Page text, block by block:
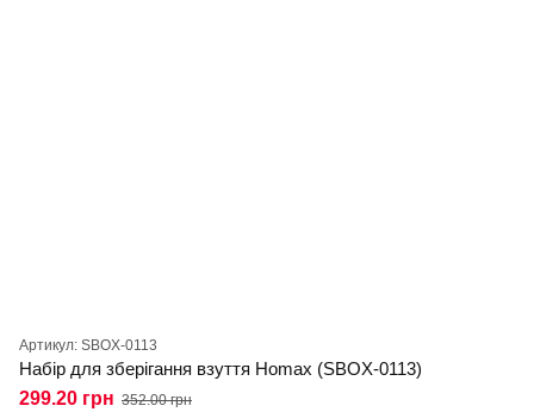
Артикул: SBOX-0113
Набір для зберігання взуття Homax (SBOX-0113)
299.20 грн 352.00 грн